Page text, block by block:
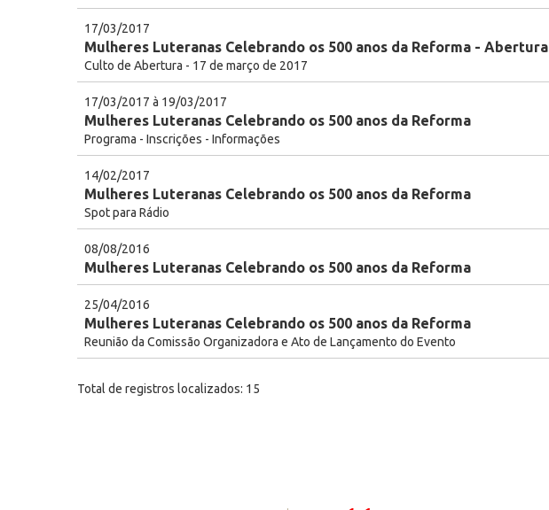
17/03/2017
Mulheres Luteranas Celebrando os 500 anos da Reforma - Abertura
Culto de Abertura - 17 de março de 2017
17/03/2017 à 19/03/2017
Mulheres Luteranas Celebrando os 500 anos da Reforma
Programa - Inscrições - Informações
14/02/2017
Mulheres Luteranas Celebrando os 500 anos da Reforma
Spot para Rádio
08/08/2016
Mulheres Luteranas Celebrando os 500 anos da Reforma
25/04/2016
Mulheres Luteranas Celebrando os 500 anos da Reforma
Reunião da Comissão Organizadora e Ato de Lançamento do Evento
Total de registros localizados: 15